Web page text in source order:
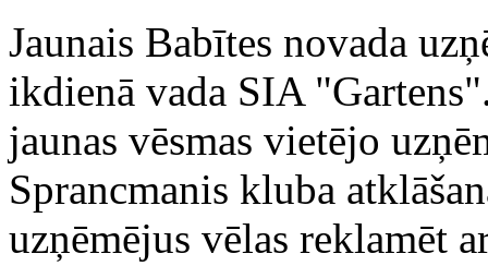
Jaunais Babītes novada
ikdienā vada SIA
jaunas vēsmas vietējo
Sprancmanis kluba
uzņēmējus vēlas reklamēt